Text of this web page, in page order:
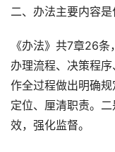
二、办法主要内容是
《办法》共7章26条
办理流程、决策程
作全过程做出明确
定位、厘清职责。
效，强化监督。